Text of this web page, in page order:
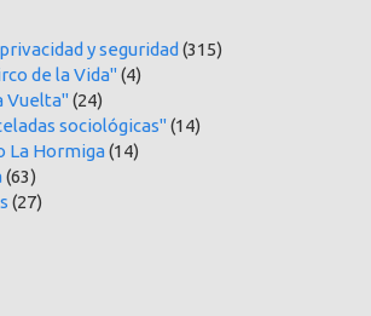
y seguridad (315)
de la Vida"(4)
Vuelta"(24)
sociológicas"(14)
La Hormiga(14)
(63)
(27)